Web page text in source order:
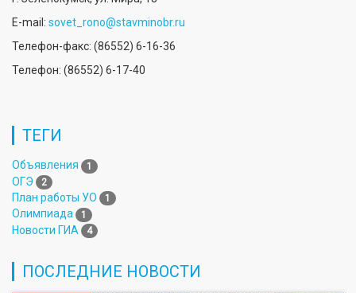
E-mail: sovet_rono@stavminobr.ru
Телефон-факс: (86552) 6-16-36
Телефон: (86552) 6-17-40
ТЕГИ
Объявления 1
ОГЭ 2
План работы УО 1
Олимпиада 1
Новости ГИА 4
ПОСЛЕДНИЕ НОВОСТИ